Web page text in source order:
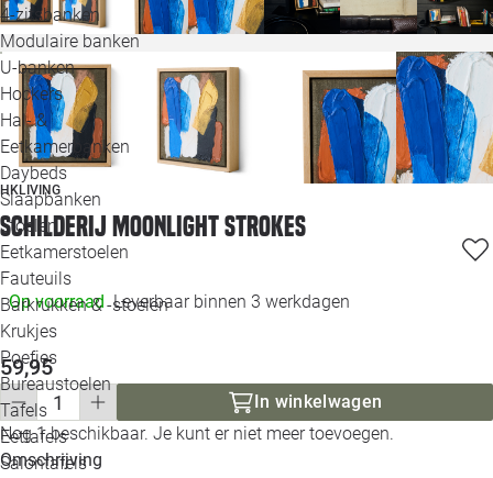
4-zitsbanken
Modulaire banken
U-banken
Hockers
Hal- &
Eetkamerbanken
Daybeds
Slaapbanken
Stoelen
Eetkamerstoelen
Fauteuils
Barkrukken & -stoelen
Krukjes
Poefjes
Bureaustoelen
Tafels
Eettafels
Salontafels
HKLIVING
Schilderij Moonlight strokes
Op voorraad Leverbaar binnen 3 werkdagen
59,95
In winkelwagen
Nog 1 beschikbaar. Je kunt er niet meer toevoegen.
Omschrijving